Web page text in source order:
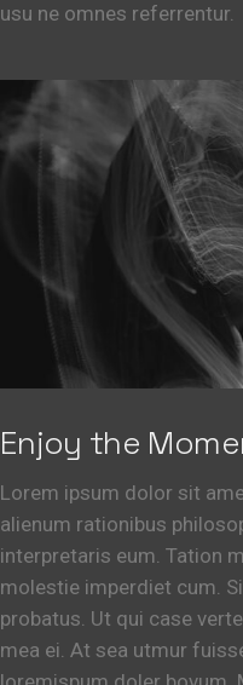
usu ne omnes referrentur.
Enjoy the
Lorem ipsum dolor sit
alienum rationibus
interpretaris eum. Tation
molestie imperdiet cum.
probatus. Ut qui case
mea ei. At sea utmur